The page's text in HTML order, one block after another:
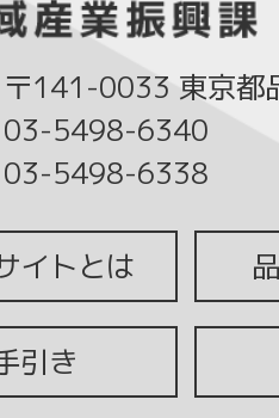
〒141-0033 東京都
03-5498-6340
03-5498-6338
イトとは
引き